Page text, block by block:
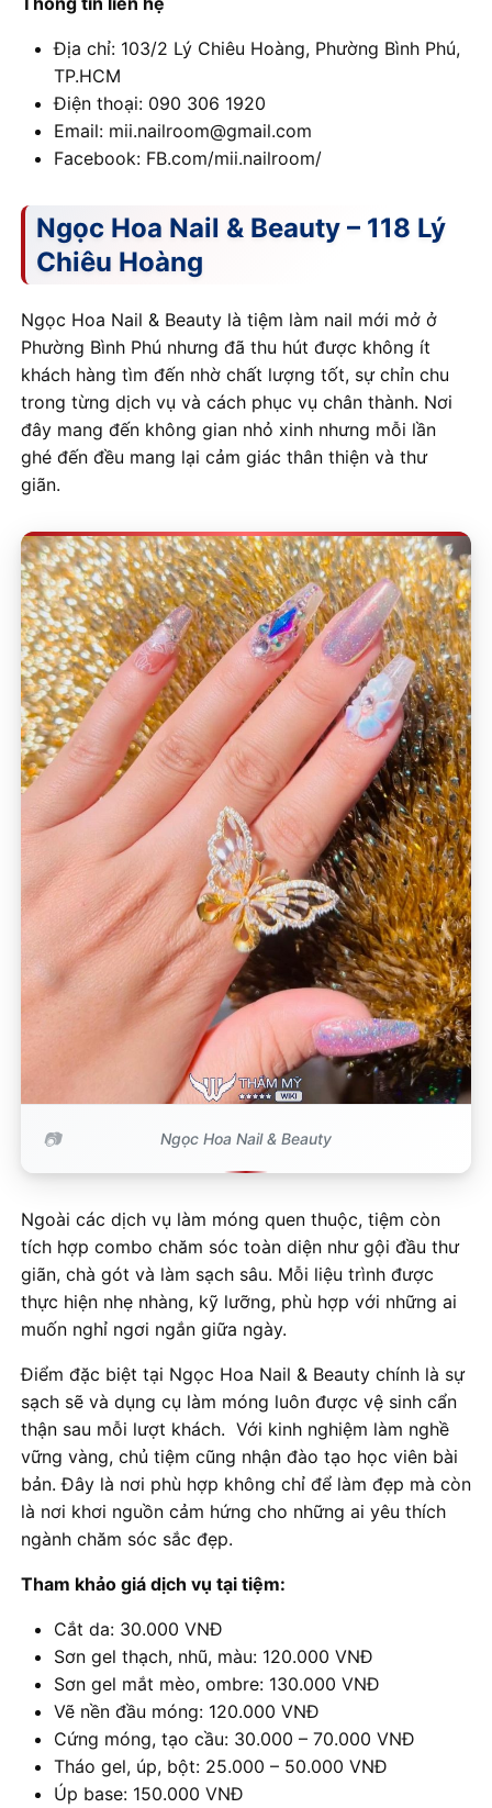
Địa chỉ: 103/2 Lý Chiêu Hoàng, Phường Bình Phú,
TP.HCM
Điện thoại: 090 306 1920
Email: mii.nailroom@gmail.com
Facebook: FB.com/mii.nailroom/
Ngọc Hoa Nail & Beauty – 118 Lý
Chiêu Hoàng
Ngọc Hoa Nail & Beauty là tiệm làm nail mới mở ở
Phường Bình Phú nhưng đã thu hút được không ít
khách hàng tìm đến nhờ chất lượng tốt, sự chỉn chu
trong từng dịch vụ và cách phục vụ chân thành. Nơi
đây mang đến không gian nhỏ xinh nhưng mỗi lần
ghé đến đều mang lại cảm giác thân thiện và thư
giãn.
Ngọc Hoa Nail & Beauty
Ngoài các dịch vụ làm móng quen thuộc, tiệm còn
tích hợp combo chăm sóc toàn diện như gội đầu thư
giãn, chà gót và làm sạch sâu. Mỗi liệu trình được
thực hiện nhẹ nhàng, kỹ lưỡng, phù hợp với những ai
muốn nghỉ ngơi ngắn giữa ngày.
Điểm đặc biệt tại Ngọc Hoa Nail & Beauty chính là sự
sạch sẽ và dụng cụ làm móng luôn được vệ sinh cẩn
thận sau mỗi lượt khách. Với kinh nghiệm làm nghề
vững vàng, chủ tiệm cũng nhận đào tạo học viên bài
bản. Đây là nơi phù hợp không chỉ để làm đẹp mà còn
là nơi khơi nguồn cảm hứng cho những ai yêu thích
ngành chăm sóc sắc đẹp.
Tham khảo giá dịch vụ tại tiệm:
Cắt da: 30.000 VNĐ
Sơn gel thạch, nhũ, màu: 120.000 VNĐ
Sơn gel mắt mèo, ombre: 130.000 VNĐ
Vẽ nền đầu móng: 120.000 VNĐ
Cứng móng, tạo cầu: 30.000 – 70.000 VNĐ
Tháo gel, úp, bột: 25.000 – 50.000 VNĐ
Úp base: 150.000 VNĐ